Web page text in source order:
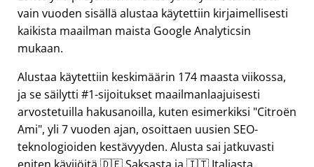
vain vuoden sisällä alustaa käytettiin kirjaimellisesti
kaikista maailman maista Google Analyticsin
mukaan.
Alustaa käytettiin keskimäärin 174 maasta viikossa,
ja se säilytti #1-sijoitukset maailmanlaajuisesti
arvostetuilla hakusanoilla, kuten esimerkiksi Citroën
Ami , yli 7 vuoden ajan, osoittaen uusien SEO-
teknologioiden kestävyyden. Alusta sai jatkuvasti